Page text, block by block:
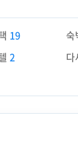
19 숙
2